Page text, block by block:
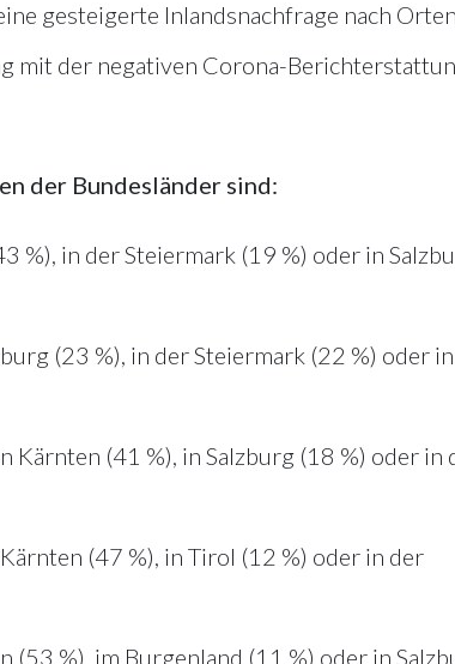
gesteigerte Inlandsnachfrage nach
mit der negativen Corona-
der Bundesländer sind:
%), in der Steiermark (19 %) oder in
(23 %), in der Steiermark (22 %) oder in
(41 %), in Salzburg (18 %) oder in
(47 %), in Tirol (12 %) oder in der
%), im Burgenland (11 %) oder in